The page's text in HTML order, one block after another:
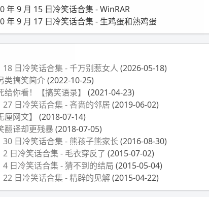
年 9 月 15 日冷笑话合集 - WinRAR
年 9 月 17 日冷笑话合集 - 生鸡蛋和熟鸡蛋
18 日冷笑话合集 - 千万别惹女人 (2026-05-18)
类搞笑简介(2022-10-25)
你看！【搞笑语录】
(2021-04-23)
27 日冷笑话合集 - 吝啬的邻居 (2019-06-02)
网文】
(2018-07-14)
翻译却更残暴 (2018-07-05)
30 日冷笑话合集 - 熊孩子熊家长 (2016-08-30)
2 日冷笑话合集 - 毛衣穿反了 (2015-07-02)
4 日冷笑话合集 - 猜不到的结局 (2015-05-04)
22 日冷笑话合集 - 精辟的见解(2015-04-22)